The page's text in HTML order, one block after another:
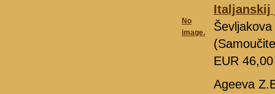
No
image.
Italjanskij
EUR
Ageeva